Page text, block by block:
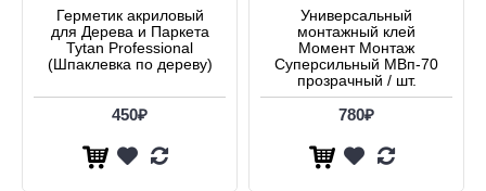
Герметик акриловый
для Дерева и Паркета
Tytan Professional
(Шпаклевка по дереву)
450₽
Универсальный
монтажный клей
Момент Монтаж
Суперсильный МВп-70
прозрачный / шт.
780₽